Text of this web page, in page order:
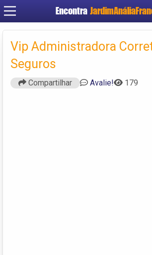
Encontra
Cadastrar
Criar conta
Vip Administradora
Seguros
Compartilhar Avalie! 179